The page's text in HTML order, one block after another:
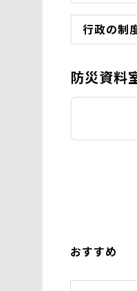
行政の制
防災資料
おすすめ